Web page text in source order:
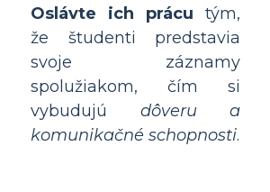
Oslávte ich prácu tým,
že študenti predstavia
svoje záznamy
spolužiakom, čím si
vybudujú dôveru a
komunikačné schopnosti.